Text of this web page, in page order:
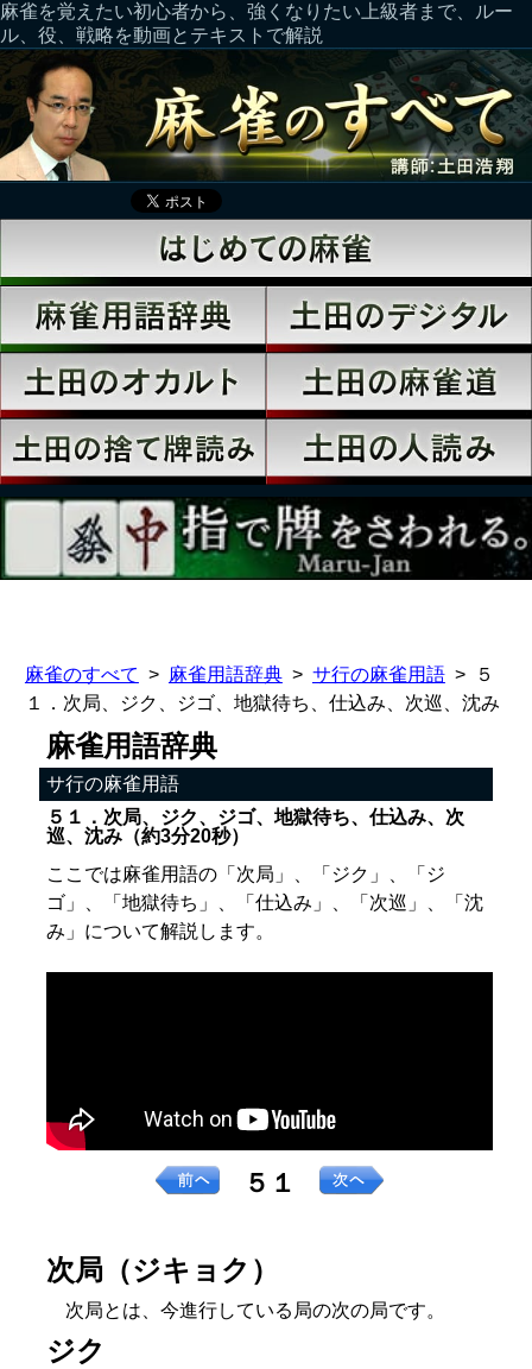
麻雀を覚えたい初心者から、強くなりたい上級者まで、ルー
ル、役、戦略を動画とテキストで解説
麻雀のすべて 麻雀用語辞典 サ行の麻雀用語
５
１．次局、ジク、ジゴ、地獄待ち、仕込み、次巡、沈み
麻雀用語辞典
サ行の麻雀用語
５１．次局、ジク、ジゴ、地獄待ち、仕込み、次
巡、沈み（約3分20秒）
ここでは麻雀用語の「次局」、「ジク」、「ジ
ゴ」、「地獄待ち」、「仕込み」、「次巡」、「沈
み」について解説します。
５１
次局（ジキョク）
次局とは、今進行している局の次の局です。
ジク